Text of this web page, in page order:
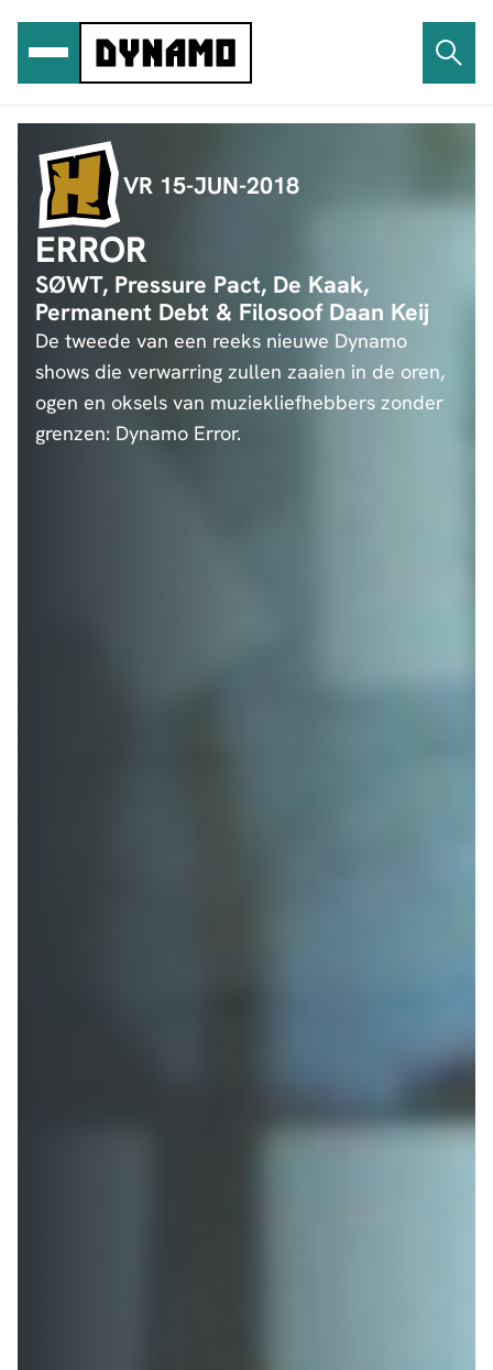
inhoud
VR 15-JUN-2018
ERROR
SØWT, Pressure Pact, De Kaak,
Permanent Debt & Filosoof Daan Keij
De tweede van een reeks nieuwe Dynamo
shows die verwarring zullen zaaien in de oren,
ogen en oksels van muziekliefhebbers zonder
grenzen: Dynamo Error.